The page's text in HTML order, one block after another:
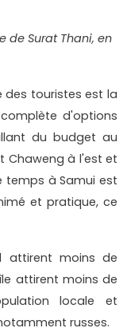
de Surat Thani, en
des touristes est la
d'options
du budget au
Chaweng à l'est et
temps à Samui est
et pratique, ce
attirent moins de
attirent moins de
locale et
russes.